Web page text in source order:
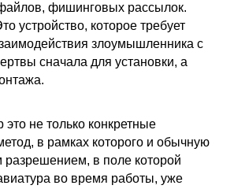
фишинговых рассылок.
устройство, которое требует
злоумышленника с
сначала для установки, а
это не только конкретные
в рамках которого и обычную
разрешением, в поле которой
во время работы, уже